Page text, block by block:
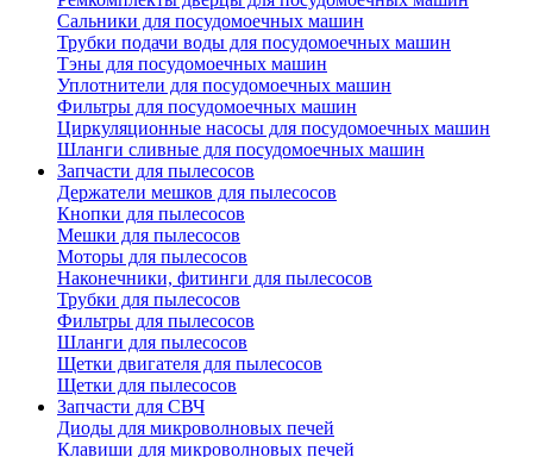
Сальники для посудомоечных машин
Трубки подачи воды для посудомоечных машин
Тэны для посудомоечных машин
Уплотнители для посудомоечных машин
Фильтры для посудомоечных машин
Циркуляционные насосы для посудомоечных машин
Шланги сливные для посудомоечных машин
Запчасти для пылесосов
Держатели мешков для пылесосов
Кнопки для пылесосов
Мешки для пылесосов
Моторы для пылесосов
Наконечники, фитинги для пылесосов
Трубки для пылесосов
Фильтры для пылесосов
Шланги для пылесосов
Щетки двигателя для пылесосов
Щетки для пылесосов
Запчасти для СВЧ
Диоды для микроволновых печей
Клавиши для микроволновых печей